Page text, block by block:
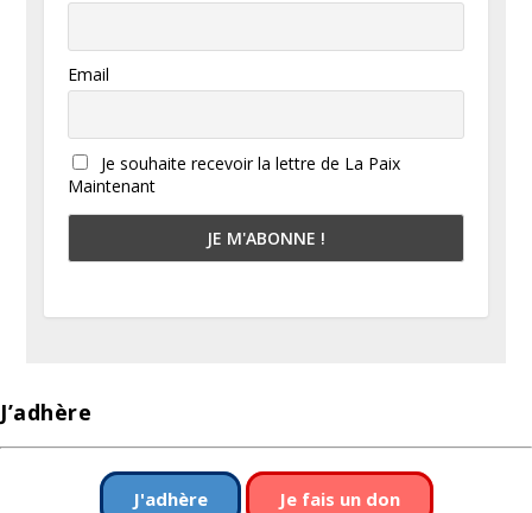
Email
Je souhaite recevoir la lettre de La Paix
Maintenant
J’adhère
J'adhère Je fais un don